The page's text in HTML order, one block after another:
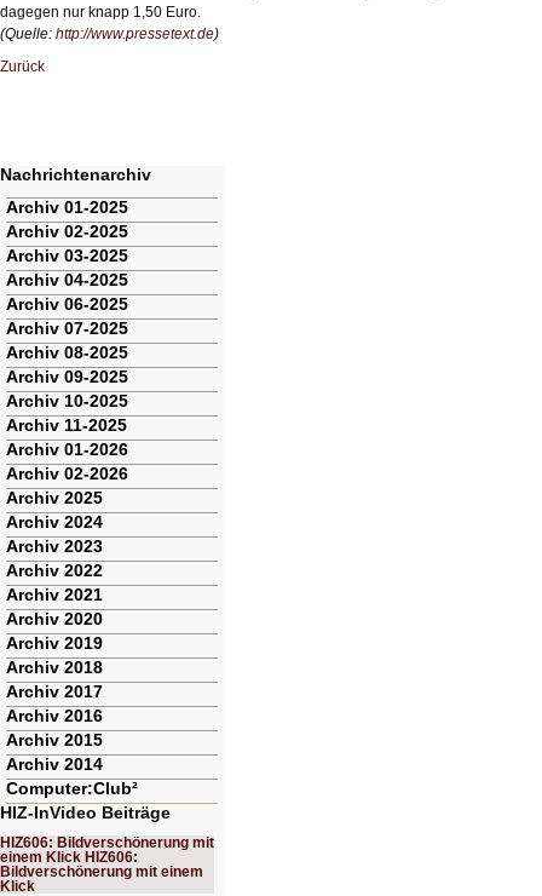
dagegen nur knapp 1,50 Euro.
(Quelle: http://www.pressetext.de)
Zurück
Nachrichtenarchiv
Navigation
überspringen
Archiv 01-2025
Archiv 02-2025
Archiv 03-2025
Archiv 04-2025
Archiv 06-2025
Archiv 07-2025
Archiv 08-2025
Archiv 09-2025
Archiv 10-2025
Archiv 11-2025
Archiv 01-2026
Archiv 02-2026
Archiv 2025
Archiv 2024
Archiv 2023
Archiv 2022
Archiv 2021
Archiv 2020
Archiv 2019
Archiv 2018
Archiv 2017
Archiv 2016
Archiv 2015
Archiv 2014
Computer:Club²
HIZ-InVideo Beiträge
HIZ606: Bildverschönerung mit
einem Klick HIZ606:
Bildverschönerung mit einem
Klick